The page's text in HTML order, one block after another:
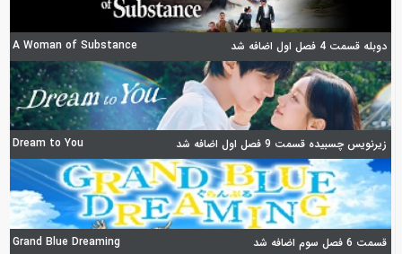
دوبله قسمت 4 فصل اول اضافه شد A Woman of Substance
زیرنویس چسبیده قسمت 9 فصل اول اضافه شد Dream to You
قسمت 6 فصل سوم اضافه شد Grand Blue Dreaming